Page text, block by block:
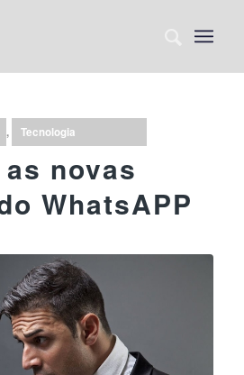
, Tecnologia
novas
WhatsAPP